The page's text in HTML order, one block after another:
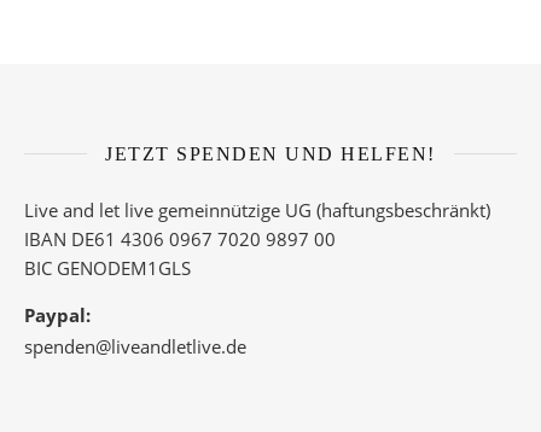
JETZT SPENDEN UND HELFEN!
Live and let live gemeinnützige UG (haftungsbeschränkt)
IBAN DE61 4306 0967 7020 9897 00
BIC GENODEM1GLS
Paypal:
spenden@liveandletlive.de